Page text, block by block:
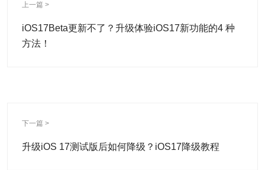
上一篇 >
iOS17Beta更新不了？升级体验iOS17新功能的4 种
方法！
下一篇 >
升级iOS 17测试版后如何降级？iOS17降级教程